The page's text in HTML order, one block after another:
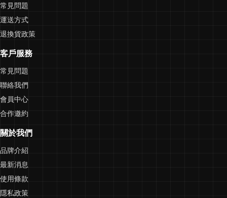
常見問題
運送方式
退換貨政策
客戶服務
常見問題
聯絡我們
會員中心
合作邀約
關於我們
品牌介紹
最新消息
使用條款
隱私政策